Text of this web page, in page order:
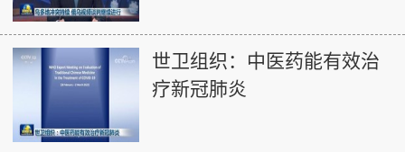
世卫组织：中医药能有效治
疗新冠肺炎